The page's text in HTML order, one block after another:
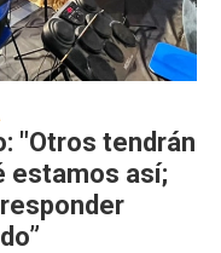
"Otros tendrán
estamos así;